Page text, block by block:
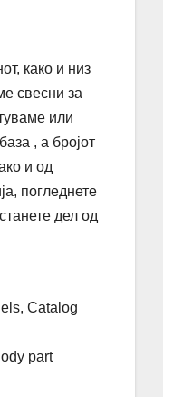
како и низ
свесни за
или
, а бројот
и од
погледнете
дел од
Catalog
part